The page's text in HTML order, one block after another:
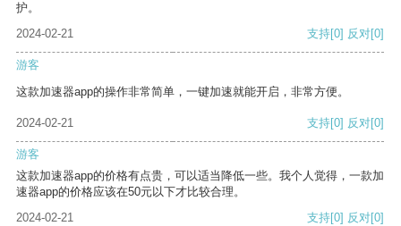
护。
2024-02-21
支持[0] 反对[0]
游客
这款加速器app的操作非常简单，一键加速就能开启，非常方便。
2024-02-21 支持[0] 反对[0]
游客
这款加速器app的价格有点贵，可以适当降低一些。我个人觉得，一款加
速器app的价格应该在50元以下才比较合理。
2024-02-21
支持[0] 反对[0]